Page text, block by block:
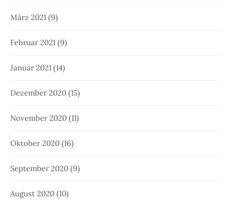
März 2021 (9)
Februar 2021 (9)
Januar 2021 (14)
Dezember 2020 (15)
November 2020 (11)
Oktober 2020 (16)
September 2020 (9)
August 2020 (10)